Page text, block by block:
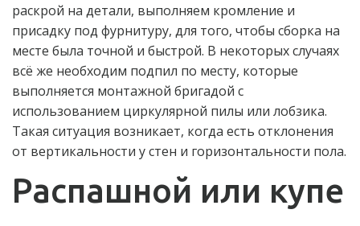
раскрой на детали, выполняем кромление и
присадку под фурнитуру, для того, чтобы сборка на
месте была точной и быстрой. В некоторых случаях
всё же необходим подпил по месту, которые
выполняется монтажной бригадой с
использованием циркулярной пилы или лобзика.
Такая ситуация возникает, когда есть отклонения
от вертикальности у стен и горизонтальности пола.
Распашной или купе